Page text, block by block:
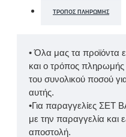
ΤΡΌΠΟΣ ΠΛΗΡΩΜΉΣ
• Όλα μας τα προϊόντα
και ο τρόπος πληρωμής
του συνολικού ποσού
αυτής.
•Για παραγγελίες ΣΕΤ
με την παραγγελία και
αποστολή.